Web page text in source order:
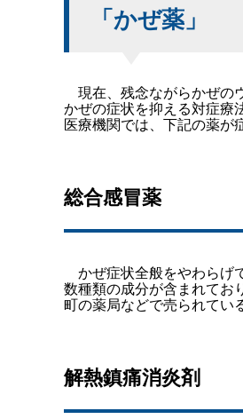
「かぜ薬」
現在、残念ながらかぜの
かぜの症状を抑える対症療
医療機関では、下記の薬が
総合感冒薬
かぜ症状全般をやわらげ
数種類の成分が含まれてお
町の薬局などで売られてい
解熱鎮痛消炎剤